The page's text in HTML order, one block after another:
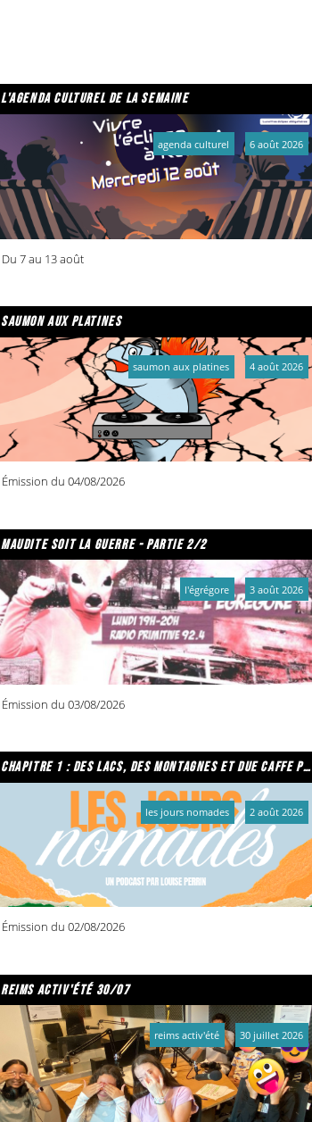
l'agenda culturel de la semaine
Du 7 au 13 août
agenda culturel 6 août 2026
saumon aux platines
Émission du 04/08/2026
saumon aux platines 4 août 2026
maudite soit la guerre - partie 2/2
Émission du 03/08/2026
l'égrégore 3 août 2026
chapitre 1 : des lacs, des montagnes et due caffe per favore
Émission du 02/08/2026
les jours nomades 2 août 2026
reims activ'été 30/07
reims activ'été 30 juillet 2026